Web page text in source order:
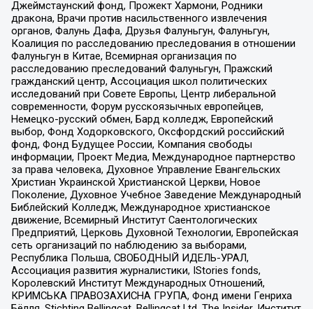
Джеймстаунский фонд, Прожект Хармони, Родники
дракона, Врачи против насильственного извлечения
органов, Фалунь Дафа, Друзья Фалуньгун, Фалуньгун,
Коалиция по расследованию преследования в отношении
Фалуньгун в Китае, Всемирная организация по
расследованию преследований Фалуньгун, Пражский
гражданский центр, Ассоциация школ политических
исследований при Совете Европы, Центр либеральной
современности, Форум русскоязычных европейцев,
Немецко-русский обмен, Бард колледж, Европейский
выбор, Фонд Ходорковского, Оксфордский российский
фонд, Фонд Будущее России, Компания свободы
информации, Проект Медиа, Международное партнерство
за права человека, Духовное Управление Евангельских
Христиан Украинской Христианской Церкви, Новое
Поколение, Духовное Учебное Заведение Международный
Библейский Колледж, Международное христианское
движение, Всемирный Институт Саентологических
Предприятий, Церковь Духовной Технологии, Европейская
сеть организаций по наблюдению за выборами,
Республика Польша, СВОБОДНЫЙ ИДЕЛЬ-УРАЛ,
Ассоциация развития журналистики, IStories fonds,
Королевский Институт Международных Отношений,
КРИМСЬКА ПРАВОЗАХИСНА ГРУПА, Фонд имени Генриха